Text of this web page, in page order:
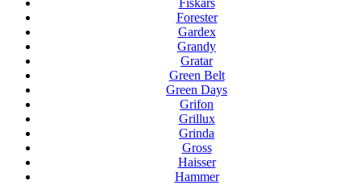
Fiskars
Forester
Gardex
Grandy
Gratar
Green Belt
Green Days
Grifon
Grillux
Grinda
Gross
Haisser
Hammer